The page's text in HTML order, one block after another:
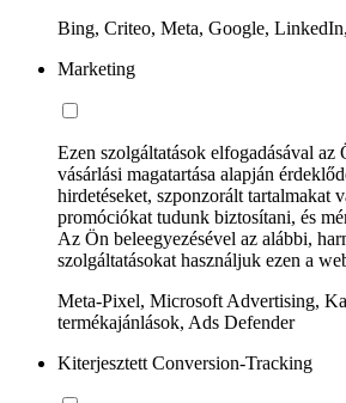
Bing, Criteo, Meta, Google,
Marketing
Ezen szolgáltatások elfogadásával az
vásárlási magatartása alapján
hirdetéseket, szponzorált tartalmakat
promóciókat tudunk biztosítani, és
Az Ön beleegyezésével az alábbi,
szolgáltatásokat használjuk ezen a
Meta-Pixel, Microsoft Advertising,
termékajánlások, Ads Defender
Kiterjesztett Conversion-Tracking